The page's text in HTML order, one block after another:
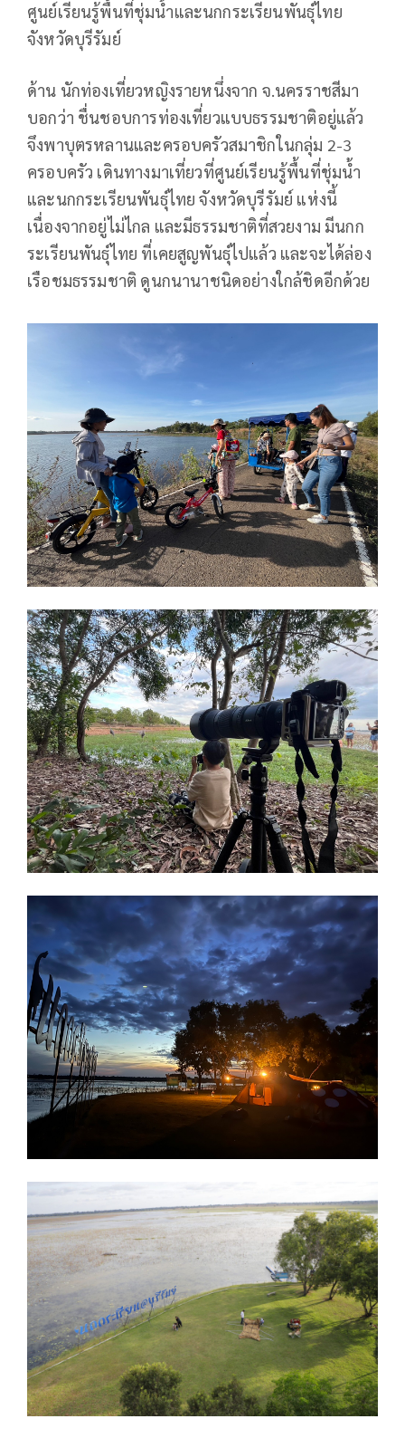
ศูนย์เรียนรู้พื้นที่ชุ่มน้ำและนกกระเรียนพันธุ์ไทย
จังหวัดบุรีรัมย์
ด้าน นักท่องเที่ยวหญิงรายหนึ่งจาก จ.นครราชสีมา
บอกว่า ชื่นชอบการท่องเที่ยวแบบธรรมชาติอยู่แล้ว
จึงพาบุตรหลานและครอบครัวสมาชิกในกลุ่ม 2-3
ครอบครัว เดินทางมาเที่ยวที่ศูนย์เรียนรู้พื้นที่ชุ่มน้ำ
และนกกระเรียนพันธุ์ไทย จังหวัดบุรีรัมย์ แห่งนี้
เนื่องจากอยู่ไม่ไกล และมีธรรมชาติที่สวยงาม มีนกก
ระเรียนพันธุ์ไทย ที่เคยสูญพันธุ์ไปแล้ว และจะได้ล่อง
เรือชมธรรมชาติ ดูนกนานาชนิดอย่างใกล้ชิดอีกด้วย